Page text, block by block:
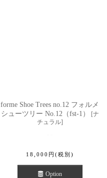
forme Shoe Trees no.12 フォルメ
シューツリー No.12（fst-1）
[ナ
チュラル]
18,000 円 (税別)
Option